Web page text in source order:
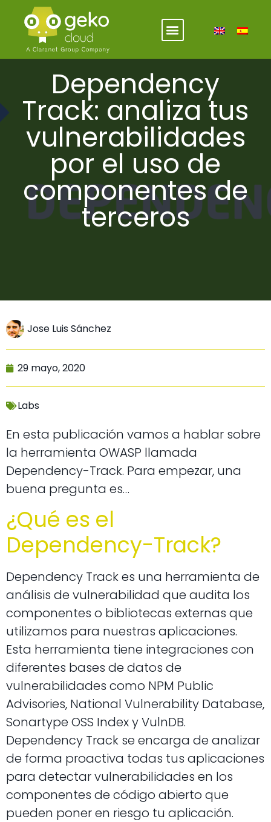
Dependency
Track: analiza tus
vulnerabilidades
por el uso de
componentes de
terceros
Jose Luis Sánchez
29 mayo, 2020
Labs
En esta publicación vamos a hablar sobre
la herramienta OWASP llamada
Dependency-Track. Para empezar, una
buena pregunta es…
¿Qué es el
Dependency-Track?
Dependency Track es una herramienta de
análisis de vulnerabilidad que audita los
componentes o bibliotecas externas que
utilizamos para nuestras aplicaciones.
Esta herramienta tiene integraciones con
diferentes bases de datos de
vulnerabilidades como NPM Public
Advisories, National Vulnerability Database,
Sonartype OSS Index y VulnDB.
Dependency Track se encarga de analizar
de forma proactiva todas tus aplicaciones
para detectar vulnerabilidades en los
componentes de código abierto que
pueden poner en riesgo tu aplicación.